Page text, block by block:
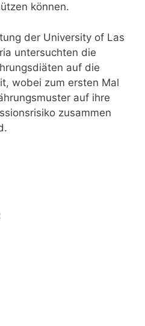
können.
der University of Las
untersuchten die
auf die
wobei zum ersten Mal
auf ihre
zusammen